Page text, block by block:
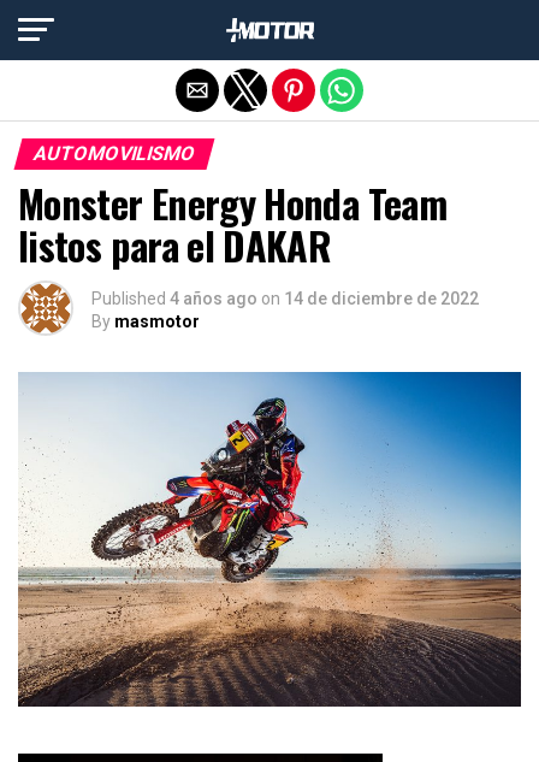
AUTOMOVILISMO
Monster Energy Honda Team
listos para el DAKAR
Published 4 años ago on 14 de diciembre de 2022
By masmotor
Salir de la versión móvil